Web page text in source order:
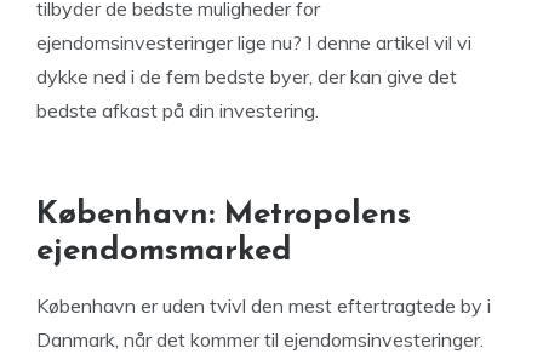
tilbyder de bedste muligheder for
ejendomsinvesteringer lige nu? I denne artikel vil vi
dykke ned i de fem bedste byer, der kan give det
bedste afkast på din investering.
København: Metropolens
ejendomsmarked
København er uden tvivl den mest eftertragtede by i
Danmark, når det kommer til ejendomsinvesteringer.